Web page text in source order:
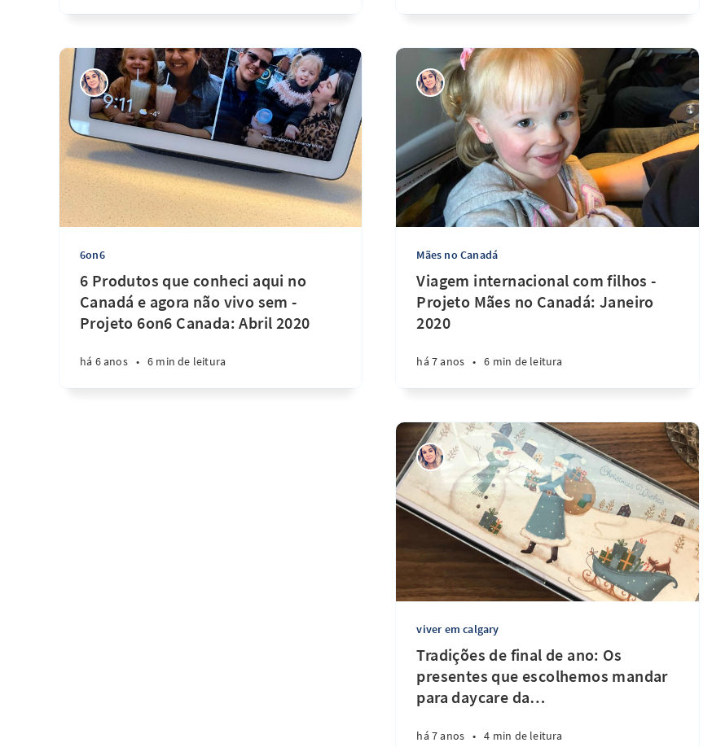
6on6
6 Produtos que conheci aqui no
Canadá e agora não vivo sem -
Projeto 6on6 Canada: Abril 2020
há 6 anos • 6 min de leitura
Mães no Canadá
Viagem internacional com filhos -
Projeto Mães no Canadá: Janeiro
2020
há 7 anos • 6 min de leitura
viver em calgary
Tradições de final de ano: Os
presentes que escolhemos mandar
para daycare da…
há 7 anos • 4 min de leitura